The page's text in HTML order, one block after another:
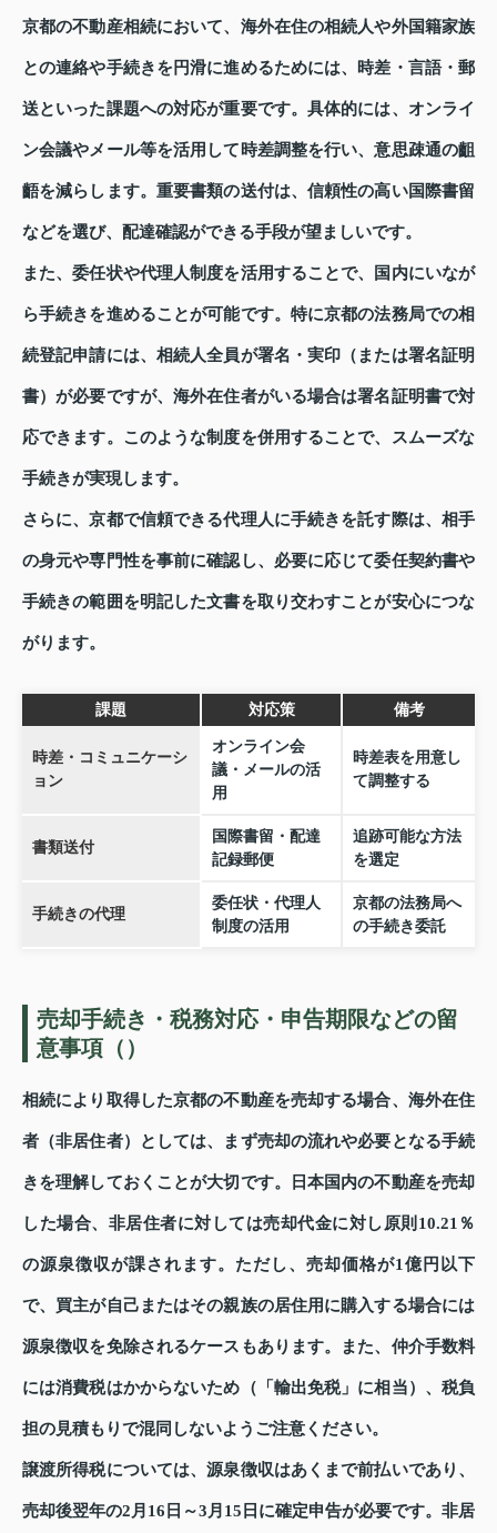
京都の不動産相続において、海外在住の相続人や外国籍家族
との連絡や手続きを円滑に進めるためには、時差・言語・郵
送といった課題への対応が重要です。具体的には、オンライ
ン会議やメール等を活用して時差調整を行い、意思疎通の齟
齬を減らします。重要書類の送付は、信頼性の高い国際書留
などを選び、配達確認ができる手段が望ましいです。
また、委任状や代理人制度を活用することで、国内にいなが
ら手続きを進めることが可能です。特に京都の法務局での相
続登記申請には、相続人全員が署名・実印（または署名証明
書）が必要ですが、海外在住者がいる場合は署名証明書で対
応できます。このような制度を併用することで、スムーズな
手続きが実現します。
さらに、京都で信頼できる代理人に手続きを託す際は、相手
の身元や専門性を事前に確認し、必要に応じて委任契約書や
手続きの範囲を明記した文書を取り交わすことが安心につな
がります。
課題 対応策 備考
時差・コミュニケーシ
ョン
オンライン会
議・メールの活
用
時差表を用意し
て調整する
書類送付
国際書留・配達
記録郵便
追跡可能な方法
を選定
手続きの代理
委任状・代理人
制度の活用
京都の法務局へ
の手続き委託
売却手続き・税務対応・申告期限などの留
意事項（）
相続により取得した京都の不動産を売却する場合、海外在住
者（非居住者）としては、まず売却の流れや必要となる手続
きを理解しておくことが大切です。日本国内の不動産を売却
した場合、非居住者に対しては売却代金に対し原則10.21％
の源泉徴収が課されます。ただし、売却価格が1億円以下
で、買主が自己またはその親族の居住用に購入する場合には
源泉徴収を免除されるケースもあります。また、仲介手数料
には消費税はかからないため（「輸出免税」に相当）、税負
担の見積もりで混同しないようご注意ください。
譲渡所得税については、源泉徴収はあくまで前払いであり、
売却後翌年の2月16日～3月15日に確定申告が必要です。非居